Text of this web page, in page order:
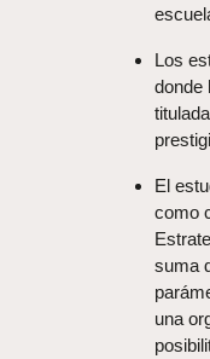
Los
donde
El
como
suma
una